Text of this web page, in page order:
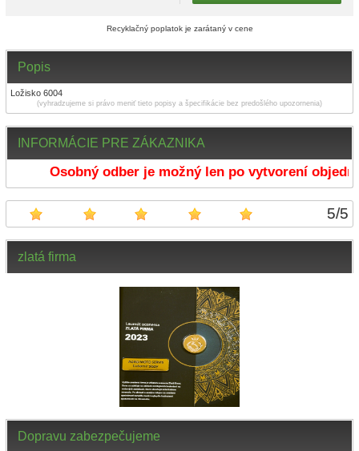
INFORMÁCIE PRE ZÁKAZNIKA
Osobný odber je možný len po vytvorení
5/5
zlatá firma
Dopravu zabezpečujeme
Recyklačný poplatok je zarátaný v cene
Popis
Ložisko 6004
(vyhradzujeme si právo meniť tieto popisy a špecifikácie bez predošlého upozornenia)